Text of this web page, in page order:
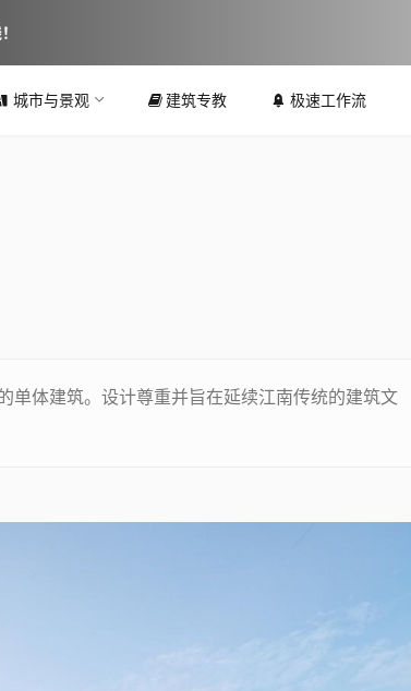
城市与景观 建筑专教 极速工作流
单体建筑。设计尊重并旨在延续江南传统的建筑文